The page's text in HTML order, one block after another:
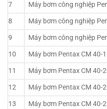
7
Máy bơm công nghiệp
8
Máy bơm công nghiệp
9
Máy bơm công nghiệp
10
Máy bơm Pentax CM 40-
11
Máy bơm Pentax CM 40-
12
Máy bơm Pentax CM 40-
13
Máy bơm Pentax CM 40-